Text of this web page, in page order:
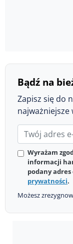
Bądź na
Zapisz się do
Wyrażam
informacji
podany adres
prywatności.
Możesz